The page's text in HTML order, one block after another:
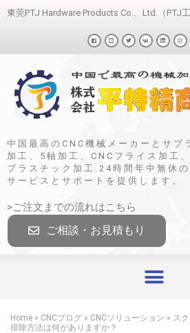
東莞PTJ Hardware Products Co.、Ltd.（PTJ工
中国最高のCNC機械メーカーとサプ
加工、5軸加工、CNCフライス加工
プラスチック加工.24時間年中無休
サービスとサポートを提供します。
>ご注文までの流れはこちら
ご相談・お見積もり
Home » CNCブログ » CNCソリューション » ス
排除方法は何がありますか？